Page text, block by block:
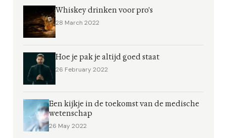
Whiskey drinken voor pro's
28 March 2022
Hoe je pak je altijd goed staat
26 February 2022
Een kijkje in de toekomst van de medische
wetenschap
26 May 2022